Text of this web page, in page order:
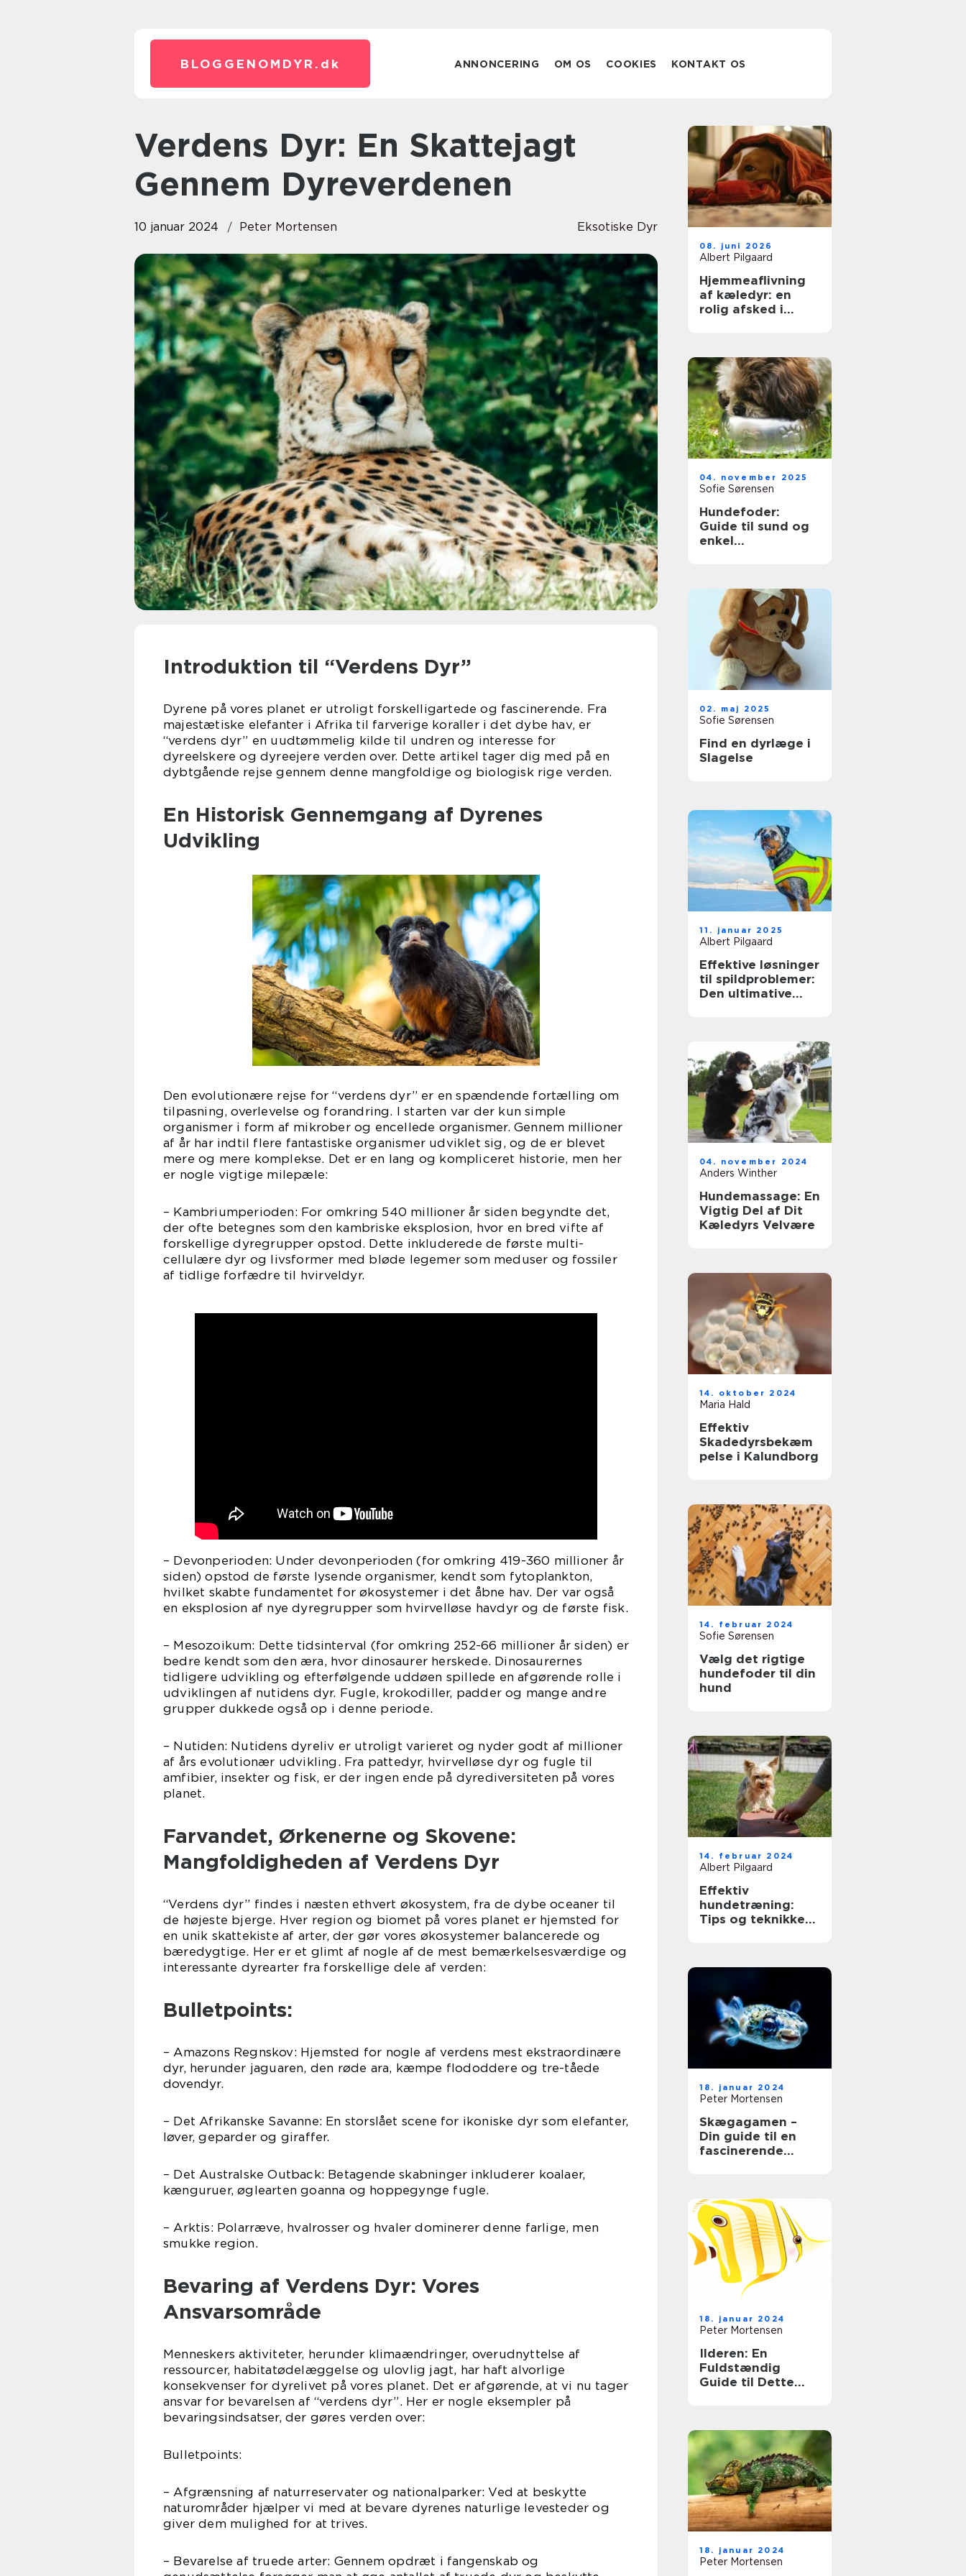
BLOGGENOMDYR. dk ANNONCERING OM OS COOKIES KONTAKT OS
Verdens Dyr: En Skattejagt
Gennem Dyreverdenen
10 januar 2024 Peter Mortensen Eksotiske Dyr
Introduktion til “Verdens Dyr”
Dyrene på vores planet er utroligt forskelligartede og fascinerende. Fra
majestætiske elefanter i Afrika til farverige koraller i det dybe hav, er
“verdens dyr” en uudtømmelig kilde til undren og interesse for
dyreelskere og dyreejere verden over. Dette artikel tager dig med på en
dybtgående rejse gennem denne mangfoldige og biologisk rige verden.
En Historisk Gennemgang af Dyrenes
Udvikling
Den evolutionære rejse for “verdens dyr” er en spændende fortælling om
tilpasning, overlevelse og forandring. I starten var der kun simple
organismer i form af mikrober og encellede organismer. Gennem millioner
af år har indtil flere fantastiske organismer udviklet sig, og de er blevet
mere og mere komplekse. Det er en lang og kompliceret historie, men her
er nogle vigtige milepæle:
– Kambriumperioden: For omkring 540 millioner år siden begyndte det,
der ofte betegnes som den kambriske eksplosion, hvor en bred vifte af
forskellige dyregrupper opstod. Dette inkluderede de første multi-
cellulære dyr og livsformer med bløde legemer som meduser og fossiler
af tidlige forfædre til hvirveldyr.
– Devonperioden: Under devonperioden (for omkring 419-360 millioner år
siden) opstod de første lysende organismer, kendt som fytoplankton,
hvilket skabte fundamentet for økosystemer i det åbne hav. Der var også
en eksplosion af nye dyregrupper som hvirvelløse havdyr og de første fisk.
– Mesozoikum: Dette tidsinterval (for omkring 252-66 millioner år siden) er
bedre kendt som den æra, hvor dinosaurer herskede. Dinosaurernes
tidligere udvikling og efterfølgende uddøen spillede en afgørende rolle i
udviklingen af nutidens dyr. Fugle, krokodiller, padder og mange andre
grupper dukkede også op i denne periode.
– Nutiden: Nutidens dyreliv er utroligt varieret og nyder godt af millioner
af års evolutionær udvikling. Fra pattedyr, hvirvelløse dyr og fugle til
amfibier, insekter og fisk, er der ingen ende på dyrediversiteten på vores
planet.
Farvandet, Ørkenerne og Skovene:
Mangfoldigheden af Verdens Dyr
“Verdens dyr” findes i næsten ethvert økosystem, fra de dybe oceaner til
de højeste bjerge. Hver region og biomet på vores planet er hjemsted for
en unik skattekiste af arter, der gør vores økosystemer balancerede og
bæredygtige. Her er et glimt af nogle af de mest bemærkelsesværdige og
interessante dyrearter fra forskellige dele af verden:
Bulletpoints:
– Amazons Regnskov: Hjemsted for nogle af verdens mest ekstraordinære
dyr, herunder jaguaren, den røde ara, kæmpe flododdere og tre-tåede
dovendyr.
– Det Afrikanske Savanne: En storslået scene for ikoniske dyr som elefanter,
løver, geparder og giraffer.
– Det Australske Outback: Betagende skabninger inkluderer koalaer,
kænguruer, øglearten goanna og hoppegynge fugle.
– Arktis: Polarræve, hvalrosser og hvaler dominerer denne farlige, men
smukke region.
Bevaring af Verdens Dyr: Vores
Ansvarsområde
Menneskers aktiviteter, herunder klimaændringer, overudnyttelse af
ressourcer, habitatødelæggelse og ulovlig jagt, har haft alvorlige
konsekvenser for dyrelivet på vores planet. Det er afgørende, at vi nu tager
ansvar for bevarelsen af “verdens dyr”. Her er nogle eksempler på
bevaringsindsatser, der gøres verden over:
Bulletpoints:
– Afgrænsning af naturreservater og nationalparker: Ved at beskytte
naturområder hjælper vi med at bevare dyrenes naturlige levesteder og
giver dem mulighed for at trives.
– Bevarelse af truede arter: Gennem opdræt i fangenskab og
08. juni 2026
Albert Pilgaard
Hjemmeaflivning
af kæledyr: en
rolig afsked i
04. november 2025
Sofie Sørensen
Hundefoder:
Guide til sund og
enkel
02. maj 2025
Sofie Sørensen
Find en dyrlæge i
Slagelse
11. januar 2025
Albert Pilgaard
Effektive løsninger
til spildproblemer:
Den ultimative
04. november 2024
Anders Winther
Hundemassage: En
Vigtig Del af Dit
Kæledyrs Velvære
14. oktober 2024
Maria Hald
Effektiv
Skadedyrsbekæm
pelse i Kalundborg
14. februar 2024
Sofie Sørensen
Vælg det rigtige
hundefoder til din
hund
14. februar 2024
Albert Pilgaard
Effektiv
hundetræning:
Tips og teknikker
18. januar 2024
Peter Mortensen
Skægagamen –
Din guide til en
fascinerende
18. januar 2024
Peter Mortensen
Ilderen: En
Fuldstændig
Guide til Dette
18. januar 2024
Peter Mortensen